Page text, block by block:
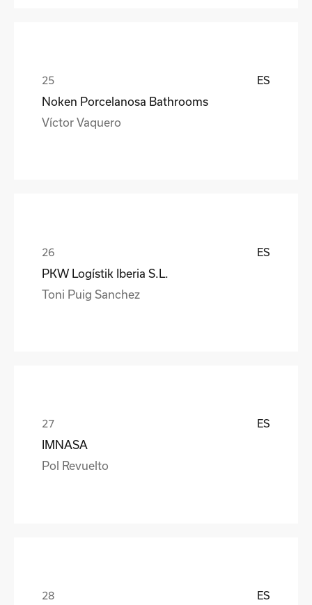
ES
Noken Porcelanosa Bathrooms
Víctor Vaquero
ES
PKW Logístik Iberia S.L.
Toni Puig Sanchez
ES
IMNASA
Pol Revuelto
ES